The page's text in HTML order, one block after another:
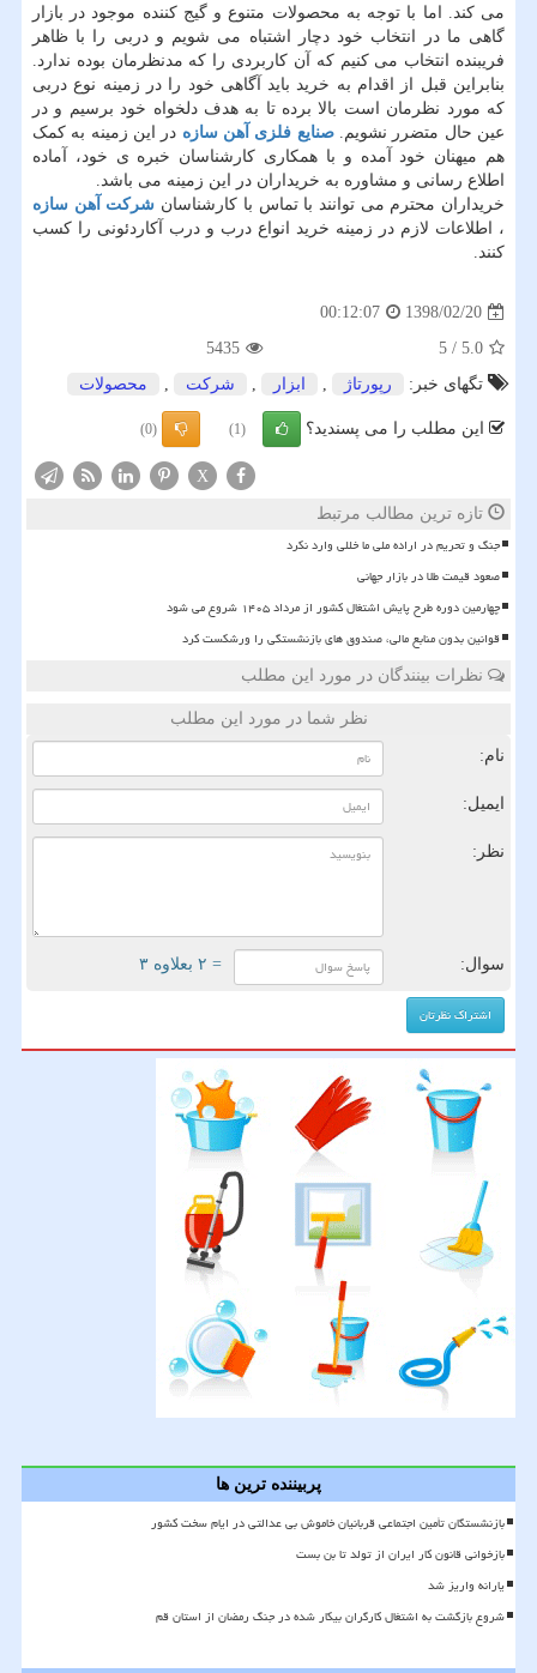
می کند. اما با توجه به محصولات متنوع و گیج کننده موجود در بازار
گاهی ما در انتخاب خود دچار اشتباه می شویم و دربی را با ظاهر
فریبنده انتخاب می کنیم که آن کاربردی را که مدنظرمان بوده ندارد.
بنابراین قبل از اقدام به خرید باید آگاهی خود را در زمینه نوع دربی
که مورد نظرمان است بالا برده تا به هدف دلخواه خود برسیم و در
عین حال متضرر نشویم.صنایع فلزی آهن سازه در این زمینه به کمک
هم میهنان خود آمده و با همکاری کارشناسان خبره ی خود، آماده
اطلاع رسانی و مشاوره به خریداران در این زمینه می باشد.
خریداران محترم می توانند با تماس با کارشناسان شرکت آهن سازه
، اطلاعات لازم در زمینه خرید انواع درب و درب آکاردئونی را کسب
کنند.
1398/02/20
00:12:07
5.0
/
5
5435
تگهای خبر:
رپورتاژ , ابزار , شركت , محصولات
این مطلب را می پسندید؟ (1)
(0)
X
تازه ترین مطالب مرتبط
جنگ و تحریم در اراده ملی ما خللی وارد نکرد
صعود قیمت طلا در بازار جهانی
چهارمین دوره طرح پایش اشتغال کشور از مرداد ۱۴۰۵ شروع می شود
قوانین بدون منابع مالی، صندوق های بازنشستگی را ورشکست کرد
نظرات بینندگان در مورد این مطلب
نظر شما در مورد این مطلب
نام:
ایمیل:
نظر:
سوال: = ۲ بعلاوه ۳
پربیننده ترین ها
بازنشستگان تأمین اجتماعی قربانیان خاموش بی عدالتی در ایام سخت کشور
بازخوانی قانون کار ایران از تولد تا بن بست
یارانه واریز شد
شروع بازگشت به اشتغال کارگران بیکار شده در جنگ رمضان از استان قم